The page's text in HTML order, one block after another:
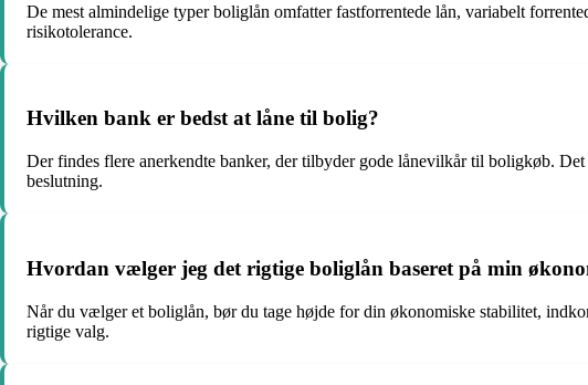
De mest almindelige typer boliglån omfatter fastforrentede lån, variabelt
risikotolerance.
Hvilken bank er bedst at låne til bolig?
Der findes flere anerkendte banker, der tilbyder gode lånevilkår til boligkøb.
beslutning.
Hvordan vælger jeg det rigtige boliglån baseret på min
Når du vælger et boliglån, bør du tage højde for din økonomiske stabilitet,
rigtige valg.